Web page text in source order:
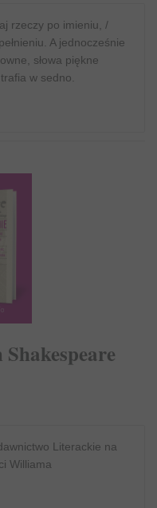
rzeczy po imieniu, /
A jednocześnie
słowa piękne
w sedno.
Literackie na
Williama